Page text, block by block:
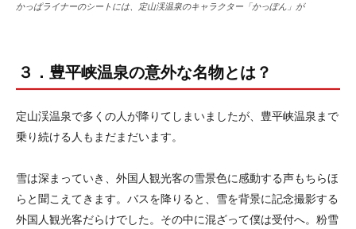
かっぱライナーのシートには、定山渓温泉のキャラクター「かっぽん」が
３．豊平峡温泉の意外な名物とは？
定山渓温泉で多くの人が降りてしまいましたが、豊平峡温泉まで
乗り続ける人もまだまだいます。
雪は深まっていき、外国人観光客の雪景色に感動する声もちらほ
らと聞こえてきます。バスを降りると、雪を背景に記念撮影する
外国人観光客だらけでした。その中に混ざって僕は受付へ。粉雪